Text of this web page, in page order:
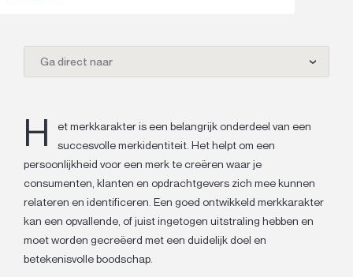
Ga direct naar
H
et merkkarakter is een belangrijk onderdeel van een
succesvolle merkidentiteit. Het helpt om een
persoonlijkheid voor een merk te creëren waar je
consumenten, klanten en opdrachtgevers zich mee kunnen
relateren en identificeren. Een goed ontwikkeld merkkarakter
kan een opvallende, of juist ingetogen uitstraling hebben en
moet worden gecreëerd met een duidelijk doel en
betekenisvolle boodschap.